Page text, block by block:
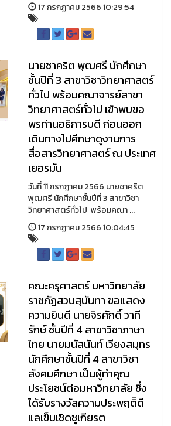
17 กรกฏาคม 2566 10:29:54
นายชาคริต พุฒศรี นักศึกษา
ชั้นปีที่ 3 สาขาวิชาวิทยาศาสตร์
ทั่วไป พร้อมคณาจารย์สาขา
วิทยาศาสตร์ทั่วไป เข้าพบขอ
พรท่านอธิการบดี ก่อนออก
เดินทางไปศึกษาดูงานการ
สื่อสารวิทยาศาสตร์ ณ ประเทศ
เยอรมัน
วันที่ 11 กรกฎาคม 2566 นายชาคริต
พุฒศรี นักศึกษาชั้นปีที่ 3 สาขาวิชา
วิทยาศาสตร์ทั่วไป พร้อมคณา ...
17 กรกฏาคม 2566 10:04:45
คณะครุศาสตร์ มหาวิทยาลัย
ราชภัฏสวนสุนันทา ขอแสดง
ความยินดี นายจิรศักดิ์ วาที
รักษ์ ชั้นปีที่ 4 สาขาวิชาภาษา
ไทย นายมนัสนันท์ เวียงสมุทร
นักศึกษาชั้นปีที่ 4 สาขาวิชา
สังคมศึกษา เป็นผู้ทำคุณ
ประโยชน์ต่อมหาวิทยาลัย ซึ่ง
ได้รับรางวัลความประพฤติิดี
แลเข็มเชิดชูเกียรต